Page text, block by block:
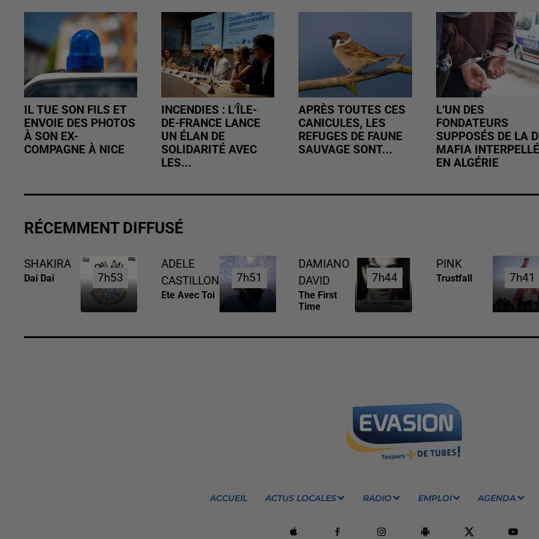
IL TUE SON FILS ET
ENVOIE DES PHOTOS
À SON EX-
COMPAGNE À NICE
INCENDIES : L’ÎLE-
DE-FRANCE LANCE
UN ÉLAN DE
SOLIDARITÉ AVEC
LES...
APRÈS TOUTES CES
CANICULES, LES
REFUGES DE FAUNE
SAUVAGE SONT...
L’UN DES
FONDATEURS
SUPPOSÉS DE LA
MAFIA INTERPELLÉ
EN ALGÉRIE
RÉCEMMENT DIFFUSÉ
SHAKIRA
Dai Dai 7h53
7h53
ADELE
CASTILLON
Ete Avec Toi
7h51
7h51
DAMIANO
DAVID
The First
Time
7h44
7h44
PINK
Trustfall 7h41
7h41
ACCUEIL ACTUS LOCALES RADIO EMPLOI AGENDA